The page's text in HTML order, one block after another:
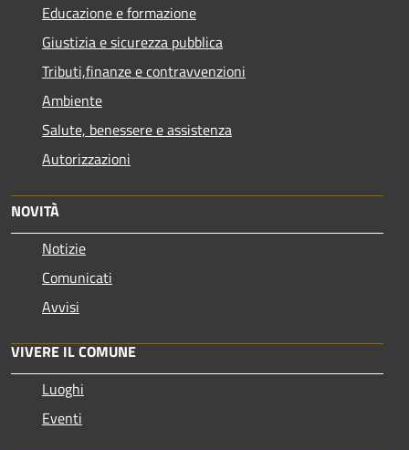
Educazione e formazione
Giustizia e sicurezza pubblica
Tributi,finanze e contravvenzioni
Ambiente
Salute, benessere e assistenza
Autorizzazioni
NOVITÀ
Notizie
Comunicati
Avvisi
VIVERE IL COMUNE
Luoghi
Eventi